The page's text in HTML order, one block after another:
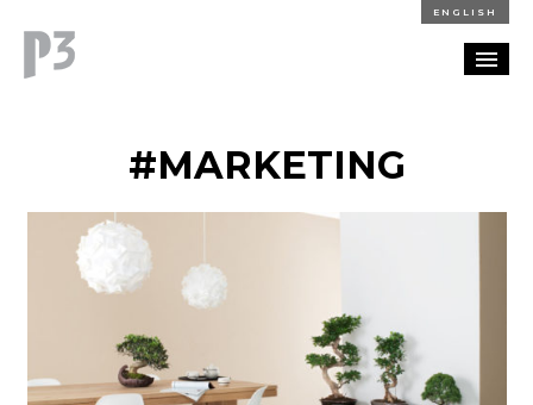
ENGLISH
#MARKETING